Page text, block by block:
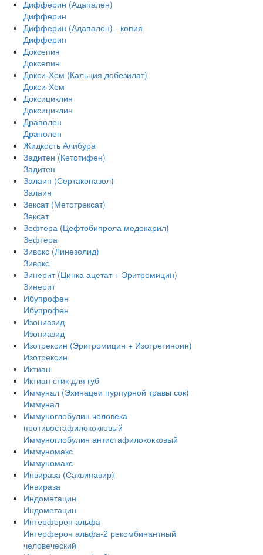
Дифферин (Адапален)
Дифферин
Дифферин (Адапален) - копия
Дифферин
Доксепин
Доксепин
Докси-Хем (Кальция добезилат)
Докси-Хем
Доксициклин
Доксициклин
Драполен
Драполен
Жидкость Алибура
Задитен (Кетотифен)
Задитен
Залаин (Сертаконазол)
Залаин
Зексат (Метотрексат)
Зексат
Зефтера (Цефтобипрола медокарил)
Зефтера
Зивокс (Линезолид)
Зивокс
Зинерит (Цинка ацетат + Эритромицин)
Зинерит
Ибупрофен
Ибупрофен
Изониазид
Изониазид
Изотрексин (Эритромицин + Изотретиноин)
Изотрексин
Иктиан
Иктиан стик для губ
Иммунал (Эхинацеи пурпурной травы сок)
Иммунал
Иммуноглобулин человека
противостафилококковый
Иммуноглобулин антистафилококковый
Иммуномакс
Иммуномакс
Инвираза (Саквинавир)
Инвираза
Индометацин
Индометацин
Интерферон альфа
Интерферон альфа-2 рекомбинантный
человеческий